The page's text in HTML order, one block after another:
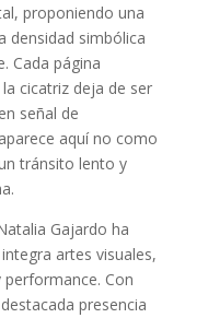
proponiendo una
densidad simbólica
Cada página
cicatriz deja de ser
señal de
aquí no como
tránsito lento y
Gajardo ha
artes visuales,
Con
presencia